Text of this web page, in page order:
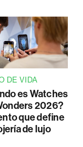
DE VIDA
es Watches
2026?
que define
de lujo